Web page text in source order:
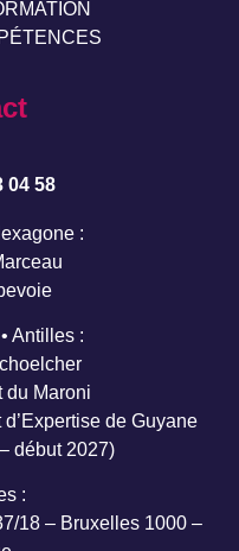
04 58
:
Antilles :
du Maroni
de Guyane
début 2027)
:
18 – Bruxelles 1000 –